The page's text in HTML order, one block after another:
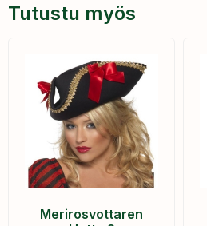
Tutustu myös
Merirosvottaren